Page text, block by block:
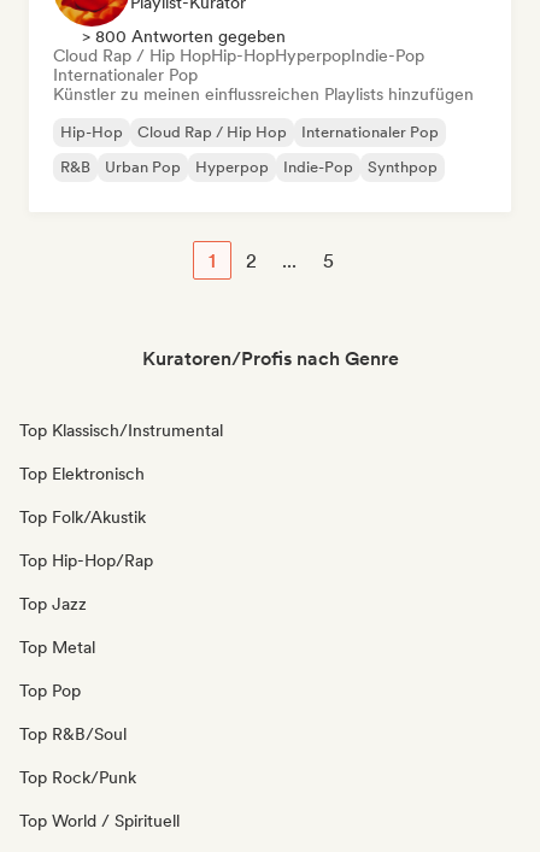
> 800 Antworten gegeben
Cloud Rap / Hip HopHip-HopHyperpopIndie-Pop
Internationaler Pop
Künstler zu meinen einflussreichen Playlists hinzufügen
Hip-Hop Cloud Rap / Hip Hop
Internationaler Pop
R&B
Urban Pop Hyperpop Indie-Pop Synthpop
1 2 ... 5
Kuratoren/Profis nach Genre
Top Klassisch/Instrumental
Top Elektronisch
Top Folk/Akustik
Top Hip-Hop/Rap
Top Jazz
Top Metal
Top Pop
Top R&B/Soul
Top Rock/Punk
Top World / Spirituell